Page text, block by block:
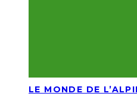
LE MONDE DE